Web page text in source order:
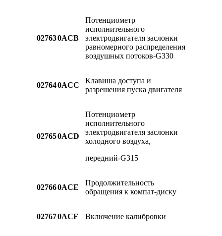
027630ACB
Потенциометр
исполнительного
электродвигателя заслонки
равномерного распределения
воздушных потоков-G330
027640ACC
Клавиша доступа и
разрешения пуска двигателя
027650ACD
Потенциометр
исполнительного
электродвигателя заслонки
холодного воздуха,
передний-G315
027660ACE
Продолжительность
обращения к компат-диску
027670ACF Включение калибровки